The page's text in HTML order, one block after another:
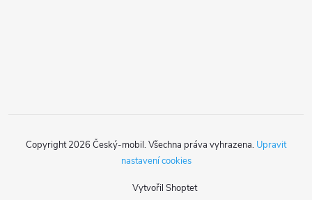
Vytvořil Shoptet
Copyright 2026 Český-mobil. Všechna práva vyhrazena. Upravit
nastavení cookies